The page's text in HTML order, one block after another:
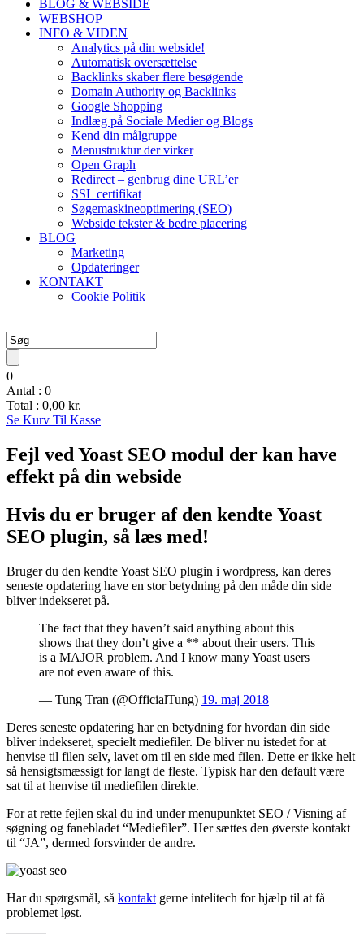
BLOG & WEBSIDE
WEBSHOP
INFO & VIDEN
Analytics på din webside!
Automatisk oversættelse
Backlinks skaber flere besøgende
Domain Authority og Backlinks
Google Shopping
Indlæg på Sociale Medier og Blogs
Kend din målgruppe
Menustruktur der virker
Open Graph
Redirect – genbrug dine URL’er
SSL certifikat
Søgemaskineoptimering (SEO)
Webside tekster & bedre placering
BLOG
Marketing
Opdateringer
KONTAKT
Cookie Politik
0
Antal : 0
Total : 0,00 kr.
Se Kurv Til Kasse
Fejl ved Yoast SEO modul der kan have
effekt på din webside
Hvis du er bruger af den kendte Yoast
SEO plugin, så læs med!
Bruger du den kendte Yoast SEO plugin i wordpress, kan deres
seneste opdatering have en stor betydning på den måde din side
bliver indekseret på.
The fact that they haven’t said anything about this
shows that they don’t give a ** about their users. This
is a MAJOR problem. And I know many Yoast users
are not even aware of this.
— Tung Tran (@OfficialTung) 19. maj 2018
Deres seneste opdatering har en betydning for hvordan din side
bliver indekseret, specielt mediefiler. De bliver nu istedet for at
henvise til filen selv, lavet om til en side med filen. Dette er ikke helt
så hensigtsmæssigt for langt de fleste. Typisk har den default være
sat til at henvise til mediefilen direkte.
For at rette fejlen skal du ind under menupunktet SEO / Visning af
søgning og fanebladet “Mediefiler”. Her sættes den øverste kontakt
til “JA”, dermed forsvinder de andre.
Har du spørgsmål, så kontakt gerne intelitech for hjælp til at få
problemet løst.